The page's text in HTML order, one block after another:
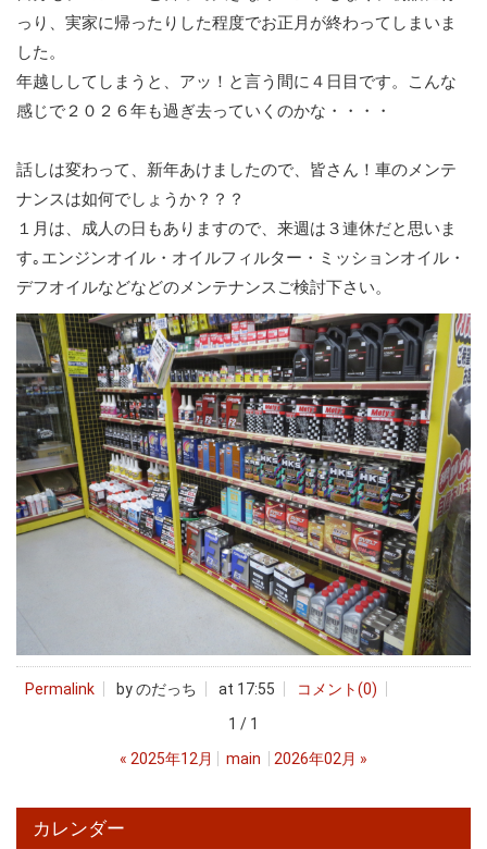
っり、実家に帰ったりした程度でお正月が終わってしまいま
した。
年越ししてしまうと、アッ！と言う間に４日目です。こんな
感じで２０２６年も過ぎ去っていくのかな・・・・
話しは変わって、新年あけましたので、皆さん！車のメンテ
ナンスは如何でしょうか？？？
１月は、成人の日もありますので、来週は３連休だと思いま
す｡エンジンオイル・オイルフィルター・ミッションオイル・
デフオイルなどなどのメンテナンスご検討下さい。
Permalink by のだっち at 17:55
コメント(0)
1 / 1
« 2025年12月 main 2026年02月 »
カレンダー